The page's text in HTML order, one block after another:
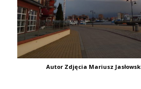
Autor Zdjęcia Mariusz